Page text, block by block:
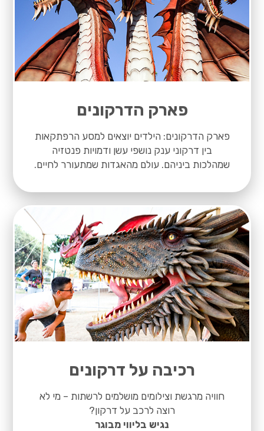
פארק הדרקונים
פארק הדרקונים: הילדים יוצאים למסע הרפתקאות
בין דרקוני ענק נושפי עשן ודמויות פנטזיה
שמהלכות ביניהם. עולם מהאגדות שמתעורר לחיים.
רכיבה על דרקונים
חוויה מרגשת וצילומים מושלמים לרשתות – מי לא
רוצה לרכב על דרקון?
נגיש בליווי מבוגר